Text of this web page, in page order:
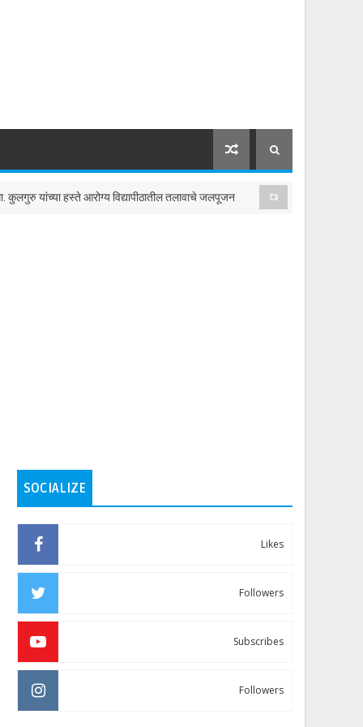
हस्ते आरोग्य विद्यापीठातील तलावाचे जलपूजन टेंभुर्णी
SOCIALIZE
Likes
Followers
Subscribes
Followers